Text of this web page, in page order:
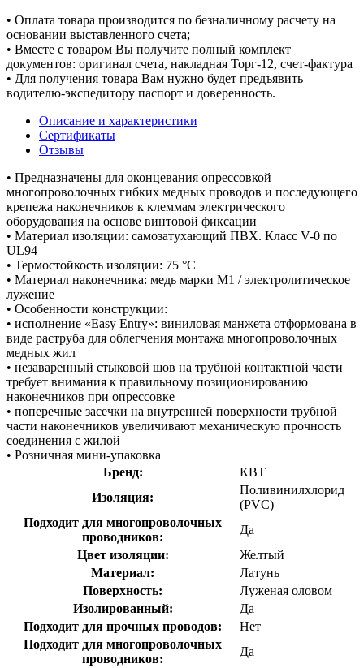
• Оплата товара производится по безналичному расчету на
основании выставленного счета;
• Вместе с товаром Вы получите полный комплект
документов: оригинал счета, накладная Торг-12, счет-фактура
• Для получения товара Вам нужно будет предъявить
водителю-экспедитору паспорт и доверенность.
Описание и характеристики
Сертификаты
Отзывы
• Предназначены для оконцевания опрессовкой
многопроволочных гибких медных проводов и последующего
крепежа наконечников к клеммам электрического
оборудования на основе винтовой фиксации
• Материал изоляции: самозатухающий ПВХ. Класс V-0 по
UL94
• Термостойкость изоляции: 75 °C
• Материал наконечника: медь марки М1 / электролитическое
лужение
• Особенности конструкции:
• исполнение «Easy Entry»: виниловая манжета отформована в
виде раструба для облегчения монтажа многопроволочных
медных жил
• незаваренный стыковой шов на трубной контактной части
требует внимания к правильному позиционированию
наконечников при опрессовке
• поперечные засечки на внутренней поверхности трубной
части наконечников увеличивают механическую прочность
соединения с жилой
• Розничная мини-упаковка
Бренд:
КВТ
Изоляция:
Поливинилхлорид
(PVC)
Подходит для многопроволочных
проводников:
Да
Цвет изоляции:
Желтый
Материал:
Латунь
Поверхность:
Луженая оловом
Изолированный:
Да
Подходит для прочных проводов:
Нет
Подходит для многопроволочных
проводников:
Да